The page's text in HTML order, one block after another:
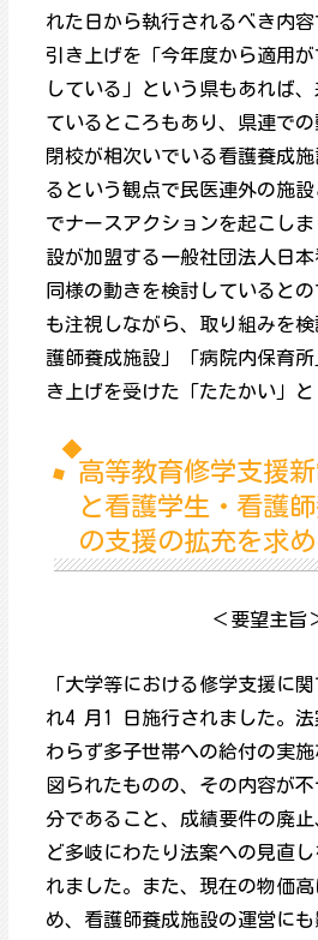
れた日から執行されるべき内
引き上げを「今年度から適用
している」という県もあれば
ているところもあり、県連での
閉校が相次いでいる看護養成
るという観点で民医連外の施
でナースアクションを起こし
設が加盟する一般社団法人日
同様の動きを検討していると
も注視しながら、取り組みを
護師養成施設」「病院内保育所
き上げを受けた「たたかい」と
高等教育修学支援
と看護学生・看護
の支援の拡充を求
＜要望主旨
「大学等における修学支援に
れ4 月1 日施行されました。
わらず多子世帯への給付の実
図られたものの、その内容が不
分であること、成績要件の廃
ど多岐にわたり法案への見直
れました。また、現在の物価
め、看護師養成施設の運営に